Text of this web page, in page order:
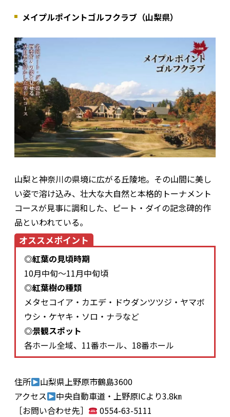
メイプルポイントゴルフクラブ（山梨県）
山梨と神奈川の県境に広がる丘陵地。その山間に美し
い姿で溶け込み、壮大な大自然と本格的トーナメント
コースが見事に調和した、ピート・ダイの記念碑的作
品といわれている。
オススメポイント
◎紅葉の見頃時期
10月中旬～11月中旬頃
◎紅葉樹の種類
メタセコイア・カエデ・ドウダンツツジ・ヤマボ
ウシ・ケヤキ・ソロ・ナラなど
◎景観スポット
各ホール全域、11番ホール、18番ホール
住所
山梨県上野原市鶴島3600
アクセス
中央自動車道・上野原ICより3.8㎞
［お問い合わせ先］
0554-63-5111